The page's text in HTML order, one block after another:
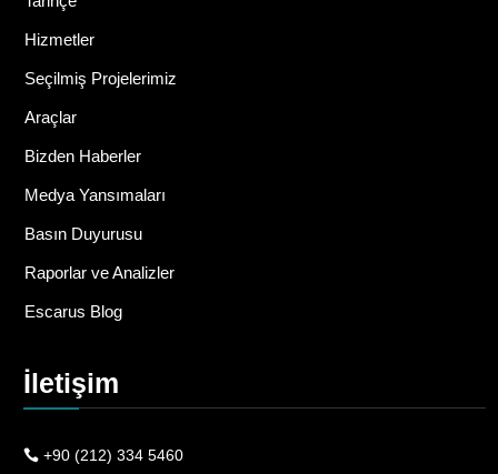
Hizmetler
Seçilmiş Projelerimiz
Araçlar
Bizden Haberler
Medya Yansımaları
Basın Duyurusu
Raporlar ve Analizler
Escarus Blog
İletişim
+90 (212) 334 5460